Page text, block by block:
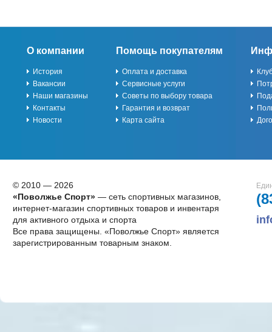
О компании
История
Вакансии
Наши магазины
Контакты
Новости
Помощь покупателям
Оплата и доставка
Сервисные услуги
Советы по выбору товара
Гарантия и возврат
Карта сайта
© 2010 — 2026
«Поволжье Спорт»— сеть спортивных магазинов,
интернет-магазин спортивных товаров и инвентаря
для активного отдыха и спорта
Все права защищены. «Поволжье Спорт» является
зарегистрированным товарным знаком.